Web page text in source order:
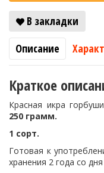
В закладки
Описание
Краткое
Красная икра
250 грамм.
1 сорт.
Готовая к
хранения 2 года со